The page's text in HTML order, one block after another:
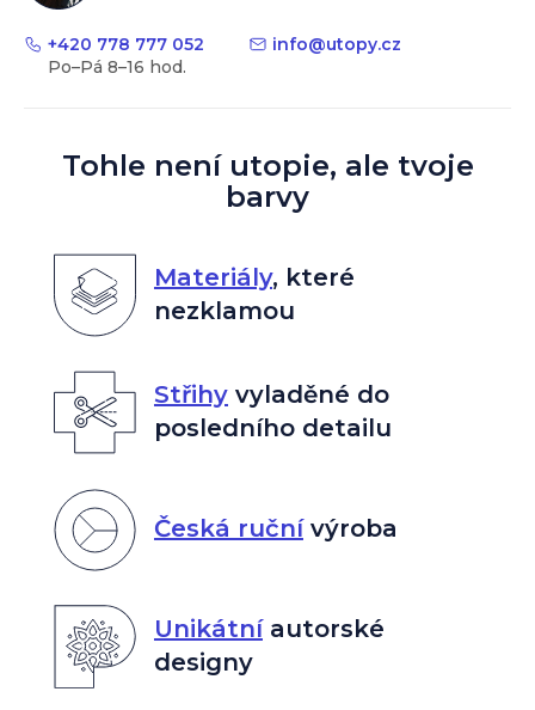
+420 778 777 052 info@utopy.cz
Tohle není utopie, ale tvoje
barvy
Materiály, které
nezklamou
Střihyvyladěné do
posledního detailu
Česká ručnívýroba
Unikátníautorské
designy